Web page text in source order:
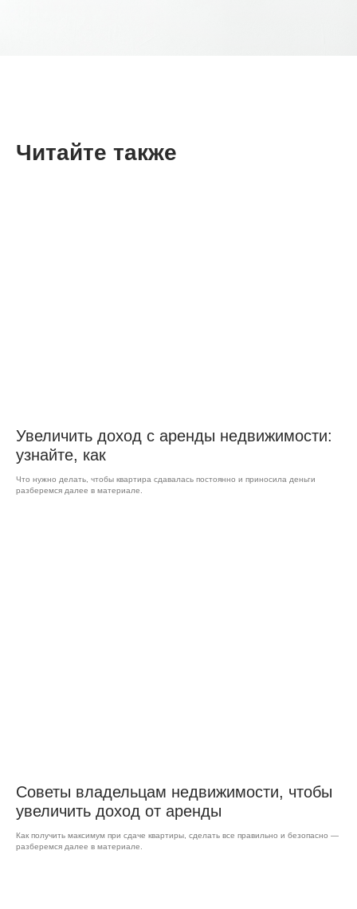
Читайте также
Увеличить доход с аренды недвижимости:
узнайте, как
Что нужно делать, чтобы квартира сдавалась постоянно и приносила деньги
разберемся далее в материале.
Советы владельцам недвижимости, чтобы
увеличить доход от аренды
Как получить максимум при сдаче квартиры, сделать все правильно и безопасно —
разберемся далее в материале.